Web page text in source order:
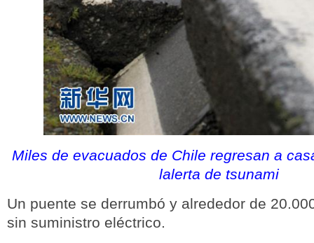
Miles de evacuados de Chile regresan a
lalerta de tsunami
Un puente se derrumbó y alrededor de
sin suministro eléctrico.